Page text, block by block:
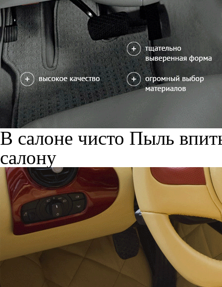
В салоне чисто Пыль
салону